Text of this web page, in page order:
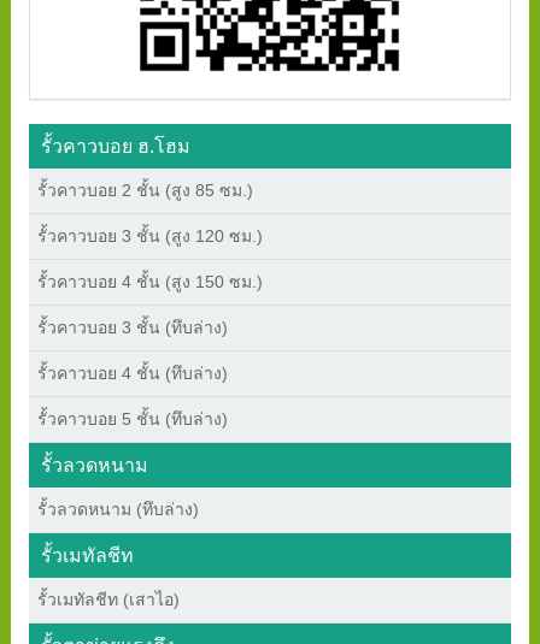
รั้วคาวบอย ฮ.โฮม
รั้วคาวบอย 2 ชั้น (สูง 85 ซม.)
รั้วคาวบอย 3 ชั้น (สูง 120 ซม.)
รั้วคาวบอย 4 ชั้น (สูง 150 ซม.)
รั้วคาวบอย 3 ชั้น (ทึบล่าง)
รั้วคาวบอย 4 ชั้น (ทึบล่าง)
รั้วคาวบอย 5 ชั้น (ทึบล่าง)
รั้วลวดหนาม
รั้วลวดหนาม (ทึบล่าง)
รั้วเมทัลชีท
รั้วเมทัลชีท (เสาไอ)